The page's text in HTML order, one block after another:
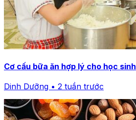
Cơ cấu bữa ăn hợp lý cho học sinh
Dinh Dưỡng • 2 tuần trước